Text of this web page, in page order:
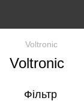
Voltronic
Voltronic
Фільтр